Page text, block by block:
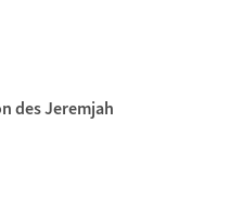
des Jeremjah